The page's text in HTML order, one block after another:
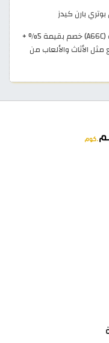
بارن كيدز
يوفر لك كود خصم PotteryBarnKids الكويت (A66C) خصم بقيمة 5% +
الأثاث والألعاب من